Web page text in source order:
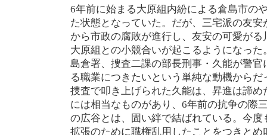
6年前に始まる大原組内紛による倉島市の
た状態となっていた。だが、三宅派の友
から市政の腐敗が進行し、友安の可愛が
大原組との小競合いが起こるようになった
島倉署、捜査二課の部長刑事・久能が警
る職業につきたいという単純な動機から
捜査で叩き上げられた久能は、昇進は諦
には相当なものがあり、6年前の抗争の際
の広谷とは、固い絆で結ばれている。今
拡張のために職権乱用したことをつきとめ